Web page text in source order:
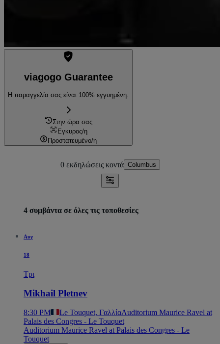
viagogo Guarantee
Η παραγγελία σας είναι 100% εγγυημένη.
Στην ώρα σας
Εγκυρος/η
Προστατευμένο/η
0 εκδηλώσεις κοντά Columbus
4 συμβάντα σε όλες τις τοποθεσίες
Αυγ
18
Τρι
Mikhail Pletnev
8:30 PM Le Touquet, ΓαλλίαAuditorium Maurice Ravel at
Palais des Congres - Le Touquet
Auditorium Maurice Ravel at Palais des Congres - Le
Touquet